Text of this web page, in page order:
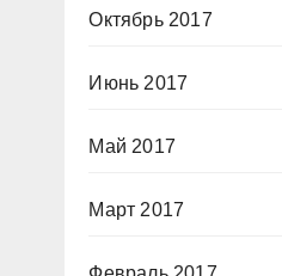
Октябрь 2017
Июнь 2017
Май 2017
Март 2017